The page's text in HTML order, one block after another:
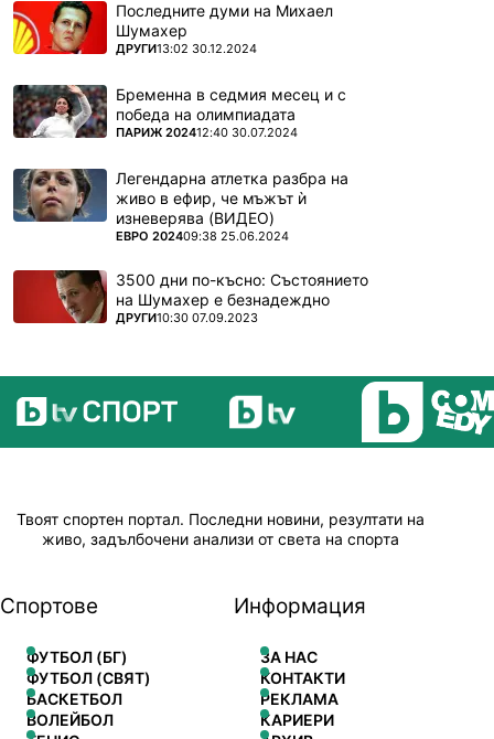
Последните думи на Михаел
Шумахер
ПОВЕЧЕ ОТ
ДРУГИ13:02 30.12.2024
Бременна в седмия месец и с
победа на олимпиадата
ПОВЕЧЕ ОТ
ПАРИЖ 202412:40 30.07.2024
Легендарна атлетка разбра на
живо в ефир, че мъжът ѝ
изневерява (ВИДЕО)
ПОВЕЧЕ ОТ
ЕВРО 202409:38 25.06.2024
3500 дни по-късно: Състоянието
на Шумахер е безнадеждно
ПОВЕЧЕ ОТ
ДРУГИ10:30 07.09.2023
Твоят спортен портал. Последни новини, резултати на
живо, задълбочени анализи от света на спорта
Спортове
ФУТБОЛ (БГ)
ФУТБОЛ (СВЯТ)
БАСКЕТБОЛ
ВОЛЕЙБОЛ
Информация
ЗА НАС
КОНТАКТИ
РЕКЛАМА
КАРИЕРИ